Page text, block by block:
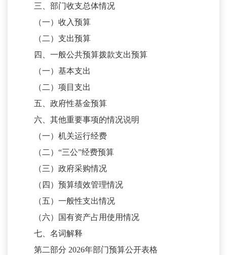
三、部门收支总体情况
（一）收入预算
（二）支出预算
四、一般公共预算拨款支出预算
（一）基本支出
（二）项目支出
五、政府性基金预算
六、其他重要事项的情况说明
（一）机关运行经费
（二） “三公”经费预算
（三）政府采购情况
（四）预算绩效管理情况
（五）一般性支出情况
（六）国有资产占用使用情况
七、名词解释
第二部分 2026年部门预算公开表格